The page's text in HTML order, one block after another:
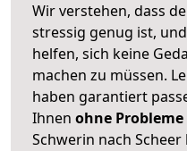
Wir verstehen, dass
stressig genug ist,
helfen, sich keine
machen zu müssen.
haben garantiert
Ihnen ohne Probleme
Schwerin nach